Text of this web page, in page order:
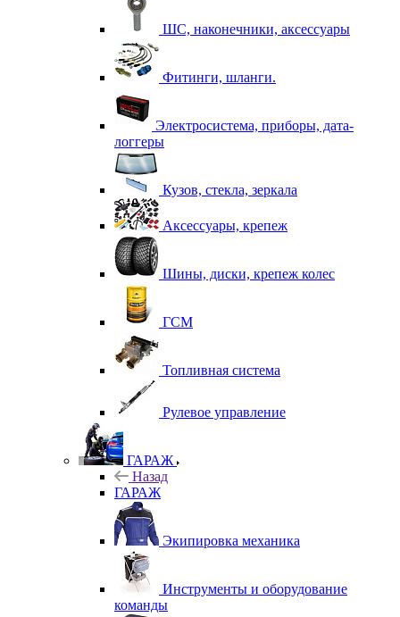
ШС, наконечники, аксессуары
Фитинги, шланги.
Электросистема, приборы, дата-
логгеры
Кузов, стекла, зеркала
Аксессуары, крепеж
Шины, диски, крепеж колес
ГСМ
Топливная система
Рулевое управление
ГАРАЖ
Назад
ГАРАЖ
Экипировка механика
Инструменты и оборудование
команды